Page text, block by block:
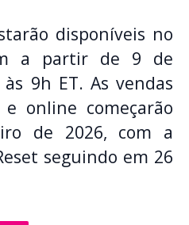
disponíveis no
a partir de 9 de
9h ET. As vendas
online começarão
de 2026, com a
seguindo em 26